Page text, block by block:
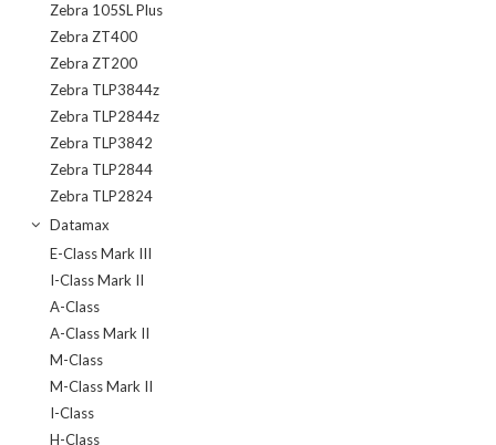
Zebra 105SL Plus
Zebra ZT400
Zebra ZT200
Zebra TLP3844z
Zebra TLP2844z
Zebra TLP3842
Zebra TLP2844
Zebra TLP2824
Datamax
E-Class Mark III
I-Class Mark II
A-Class
A-Class Mark II
M-Class
M-Class Mark II
I-Class
H-Class